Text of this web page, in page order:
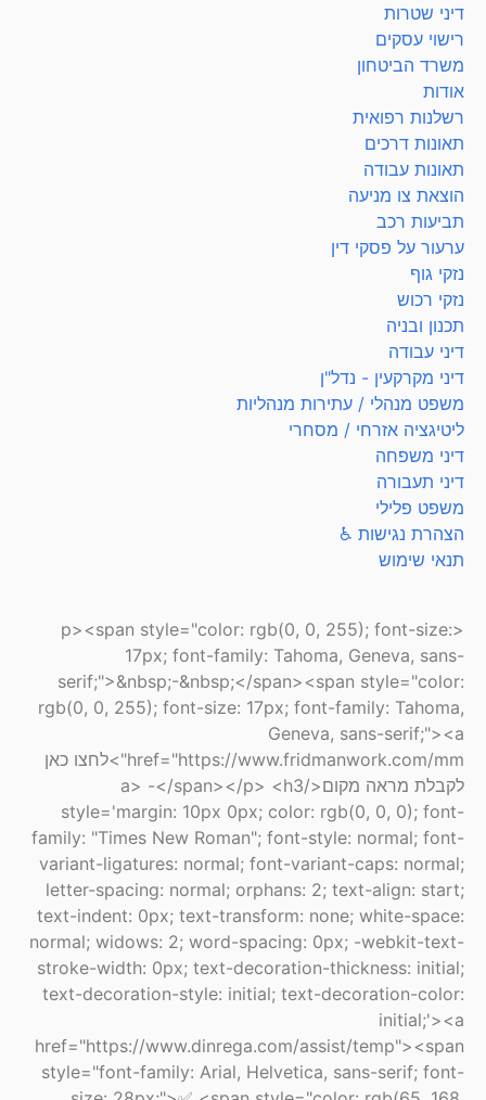
דיני שטרות
רישוי עסקים
משרד הביטחון
אודות
רשלנות רפואית
תאונות דרכים
תאונות עבודה
הוצאת צו מניעה
תביעות רכב
ערעור על פסקי דין
נזקי גוף
נזקי רכוש
תכנון ובניה
דיני עבודה
דיני מקרקעין - נדל"ן
משפט מנהלי / עתירות מנהליות
ליטיגציה אזרחי / מסחרי
דיני משפחה
דיני תעבורה
משפט פלילי
הצהרת נגישות ♿
תנאי שימוש
<p><span style="color: rgb(0, 0, 255); font-size:
17px; font-family: Tahoma, Geneva, sans-
serif;">&nbsp;-&nbsp;</span><span style="color:
rgb(0, 0, 255); font-size: 17px; font-family: Tahoma,
Geneva, sans-serif;"><a
href="https://www.fridmanwork.com/mm">לחצו כאן
לקבלת מראה מקום</a> -</span></p> <h3
style='margin: 10px 0px; color: rgb(0, 0, 0); font-
family: "Times New Roman"; font-style: normal; font-
variant-ligatures: normal; font-variant-caps: normal;
letter-spacing: normal; orphans: 2; text-align: start;
text-indent: 0px; text-transform: none; white-space:
normal; widows: 2; word-spacing: 0px; -webkit-text-
stroke-width: 0px; text-decoration-thickness: initial;
text-decoration-style: initial; text-decoration-color:
initial;'><a
href="https://www.dinrega.com/assist/temp"><span
style="font-family: Arial, Helvetica, sans-serif; font-